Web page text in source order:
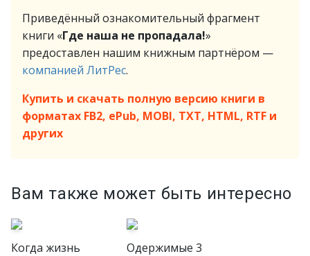
Приведённый ознакомительный фрагмент
книги «Где наша не пропадала!»
предоставлен нашим книжным партнёром —
компанией ЛитРес.
Купить и скачать полную версию книги в
форматах FB2, ePub, MOBI, TXT, HTML, RTF и
других
Вам также может быть интересно
Когда жизнь
Одержимые 3